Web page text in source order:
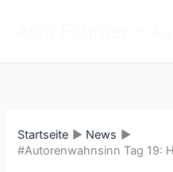
Startseite
News
#Autorenwahnsinn Tag 19: